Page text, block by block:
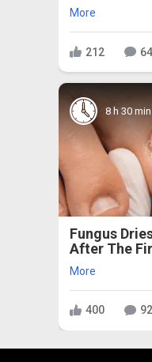
More
212 64
8 h 30 min
Fungus
After The
More
400 92